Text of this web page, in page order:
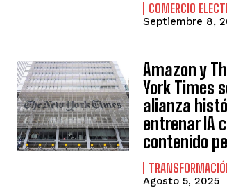
COMERCIO
Septiembre 8,
Amazon y
York Times
alianza
entrenar IA
contenido
Agosto 5, 2025